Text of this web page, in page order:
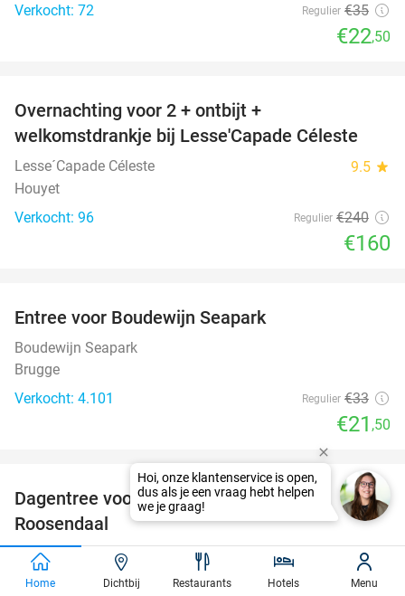
Verkocht: 72
Regulier €35
€22,50
Overnachting voor 2 + ontbijt +
welkomstdrankje bij Lesse'Capade Céleste
Lesse´Capade Céleste 9.5 star
Houyet
Verkocht: 96
Regulier €240
€160
Entree voor Boudewijn Seapark
Boudewijn Seapark
Brugge
Verkocht: 4.101
Regulier €33
€21 ,50
49%
Dagentree voor Vitae Wellnessresort
Roosendaal
Vitae Wellnessresort Roosendaal 9.6
Roosendaal
Home Dichtbij Restaurants Hotels Menu